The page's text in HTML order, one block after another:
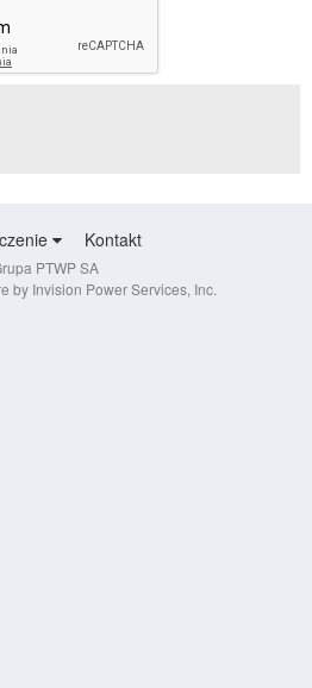
Kontakt
PTWP SA
by Invision Power Services, Inc.